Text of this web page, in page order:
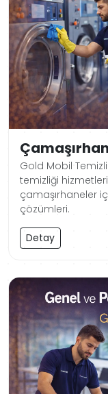
Gold Mobil
temizliği
çamaşırhaneler
çözümleri.
Detay